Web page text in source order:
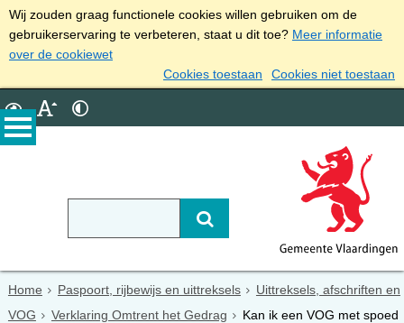
Wij zouden graag functionele cookies willen gebruiken om de
gebruikerservaring te verbeteren, staat u dit toe? Meer informatie
over de cookiewet
Cookies toestaan
Cookies niet toestaan
Home Paspoort, rijbewijs en uittreksels
Uittreksels, afschriften en
VOG
Verklaring Omtrent het Gedrag
Kan ik een VOG met spoed